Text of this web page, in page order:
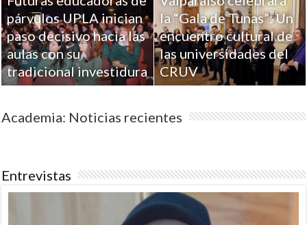
párvulos UPLA inician
paso decisivo hacia las
aulas con su
tradicional investidura
la “Gala de Tunas”: Un
encuentro cultural de
las universidades del
CRUV
Academia: Noticias recientes
Entrevistas